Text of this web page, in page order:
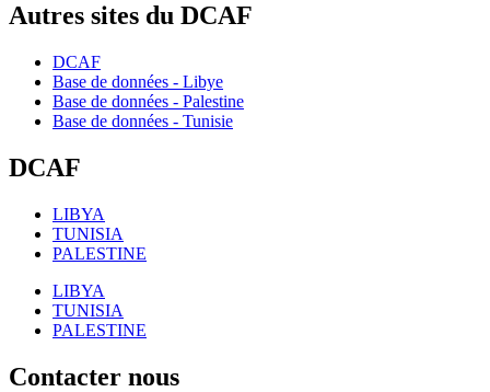
Autres sites du DCAF
DCAF
Base de données - Libye
Base de données - Palestine
Base de données - Tunisie
DCAF
LIBYA
TUNISIA
PALESTINE
LIBYA
TUNISIA
PALESTINE
Contacter nous